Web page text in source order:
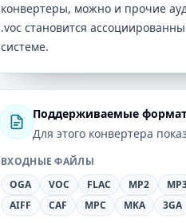
конвертеры, можно и прочие
.voc становится
системе.
Поддерживаемые
Для этого конвертера
ВХОДНЫЕ ФАЙЛЫ
OGA
VOC FLAC MP2
AIFF
CAF MPC MKA 3GA